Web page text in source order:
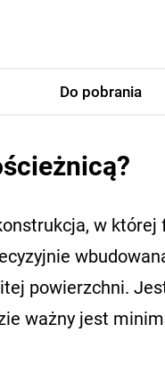
Do pobrania
w której
powierzchni.
ważny jest